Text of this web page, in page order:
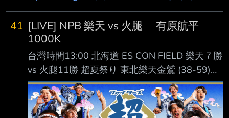
西武に移籍した若林楽人外野手も試合前練習に
姿を 見せず。出場選手登録抹消となった。
代わって、山村崇嘉内野手と茶野篤政外野手が
１
7落後、1人出局一壘有人的情況登板 一上來先
投了一個四壞保送 之後2出局的情況下 一顆失投
紅中直球被轟了一發3分砲 第7局續投 控球還是
不太理想 又投了一個保送 之後2出局被敲安打後
退場 幸好接替的投手鎖住沒有掉分 總計今天鄧
中繼1.2局失2分，挨了一發全壘打 2次保送，但
也有3次三振
41 [LIVE] NPB 樂天 vs 火腿 有原航平
1000K
台灣時間13:00 北海道 ES CON FIELD 樂天７勝
vs 火腿11勝 超夏祭り 東北樂天金鷲 (38-59)
AVG OBP SLG OPS HR RBI PA １. 中島大輔 (L)
LF .268 .324 .387 .711 2 18 264 ２. 佐藤直樹
(R) RF .262 .284 .437 .721 6 17 190 ３. 辰己